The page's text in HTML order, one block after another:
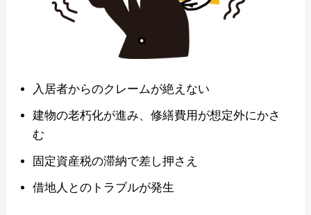
入居者からのクレームが絶えない
建物の老朽化が進み、修繕費用が想定外にかさ
む
固定資産税の滞納で差し押さえ
借地人とのトラブルが発生